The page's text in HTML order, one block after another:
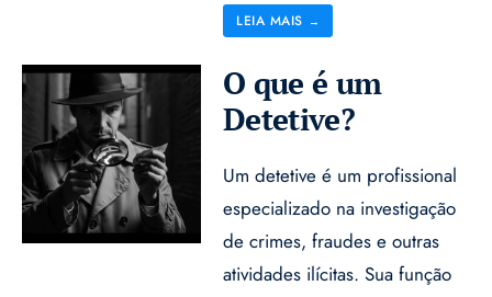
LEIA MAIS →
O que é um
Detetive?
Um detetive é um profissional
especializado na investigação
de crimes, fraudes e outras
atividades ilícitas. Sua função